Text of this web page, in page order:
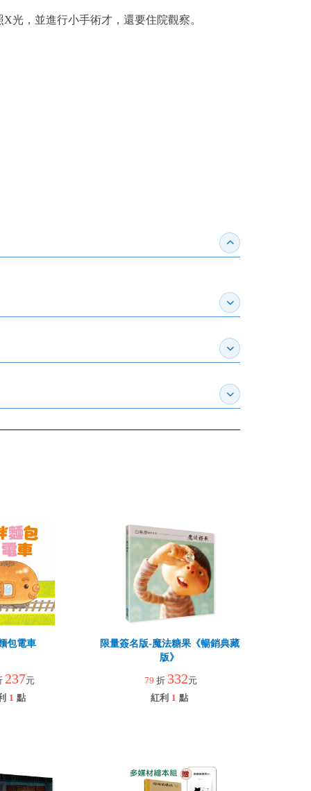
光，並進行小手術才，還要住院觀察。
收合得獎紀錄
展開作家介紹
展開推薦專區
展開訂購須知
包電車
237元
1 點
限量簽名版-魔法糖果《暢銷典藏
版》
79 折 332元
紅利 1 點